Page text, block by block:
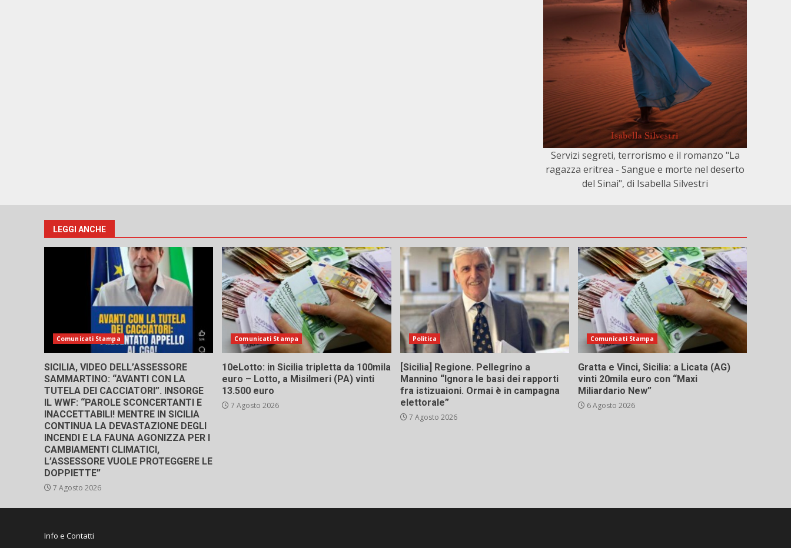
Servizi segreti, terrorismo e il romanzo "La
ragazza eritrea - Sangue e morte nel deserto
del Sinai", di Isabella Silvestri
LEGGI ANCHE
Comunicati Stampa
SICILIA, VIDEO DELL’ASSESSORE
SAMMARTINO: “AVANTI CON LA
TUTELA DEI CACCIATORI”. INSORGE
IL WWF: “PAROLE SCONCERTANTI E
INACCETTABILI! MENTRE IN SICILIA
CONTINUA LA DEVASTAZIONE DEGLI
INCENDI E LA FAUNA AGONIZZA PER I
CAMBIAMENTI CLIMATICI,
L’ASSESSORE VUOLE PROTEGGERE LE
DOPPIETTE”
7 Agosto 2026
Comunicati Stampa
10eLotto: in Sicilia tripletta da 100mila
euro – Lotto, a Misilmeri (PA) vinti
13.500 euro
7 Agosto 2026
Politica
[Sicilia] Regione. Pellegrino a
Mannino “Ignora le basi dei rapporti
fra istizuaioni. Ormai è in campagna
elettorale”
7 Agosto 2026
Comunicati Stampa
Gratta e Vinci, Sicilia: a Licata (AG)
vinti 20mila euro con “Maxi
Miliardario New”
6 Agosto 2026
Info e Contatti